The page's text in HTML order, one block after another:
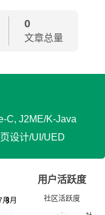
0
文章总量
C, J2ME/K-Java
设计/UI/UED
用户活跃度